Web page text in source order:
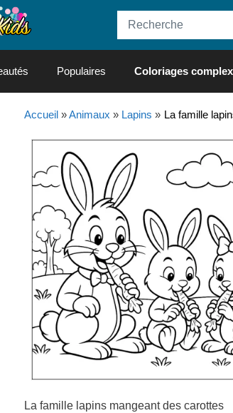
Populaires Coloriages
Accueil»Animaux » Lapins » La famille
La famille lapins mangeant des carottes